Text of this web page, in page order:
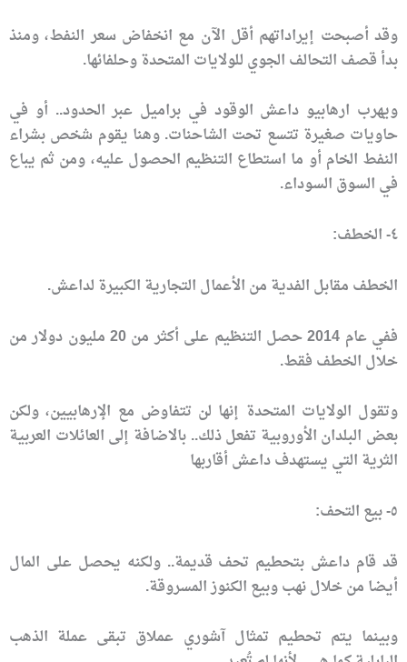
وقد أصبحت إيراداتهم أقل الآن مع انخفاض سعر النفط، ومنذ
بدأ قصف التحالف الجوي للولايات المتحدة وحلفائها.
ويهرب ارهابيو داعش الوقود في براميل عبر الحدود.. أو في
حاويات صغيرة تتسع تحت الشاحنات. وهنا يقوم شخص بشراء
النفط الخام أو ما استطاع التنظيم الحصول عليه، ومن ثم يباع
في السوق السوداء.
٤- الخطف:
الخطف مقابل الفدية من الأعمال التجارية الكبيرة لداعش.
ففي عام 2014 حصل التنظيم على أكثر من 20 مليون دولار من
خلال الخطف فقط.
وتقول الولايات المتحدة إنها لن تتفاوض مع الإرهابيين، ولكن
بعض البلدان الأوروبية تفعل ذلك.. بالاضافة إلى العائلات العربية
الثرية التي يستهدف داعش أقاربها
٥- بيع التحف:
قد قام داعش بتحطيم تحف قديمة.. ولكنه يحصل على المال
أيضا من خلال نهب وبيع الكنوز المسروقة.
وبينما يتم تحطيم تمثال آشوري عملاق تبقى عملة الذهب